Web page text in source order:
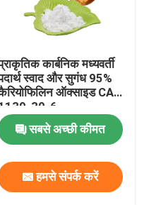
कार्बनिक मध्यवर्ती
स्वाद और सुगंध 95%
ऑक्साइड CAS
30-6
सबसे अच्छी कीमत
हमसे संपर्क करें